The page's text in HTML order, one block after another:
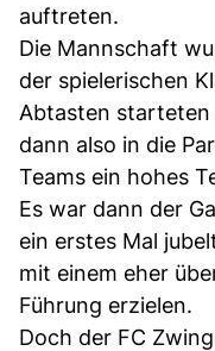
auftreten.
Die Mannschaft
der spielerischen
Abtasten
dann also in die
Teams ein hohes
Es war dann der
ein erstes Mal
mit einem eher
Führung erzielen.
Doch der FC